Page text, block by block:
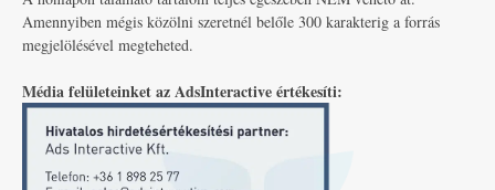
Amennyiben mégis közölni szeretnél belőle 300 karakterig a forrás
megjelölésével megteheted.
Média felületeinket az AdsInteractive értékesíti: